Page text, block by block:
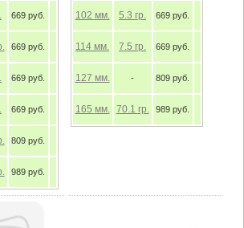
669 руб.
669 руб.
669 руб.
669 руб.
809 руб.
989 руб.
102 мм. 5.3 гр. 669 руб.
114 мм. 7.5 гр. 669 руб.
127 мм. - 809 руб.
165 мм. 70.1 гр. 989 руб.